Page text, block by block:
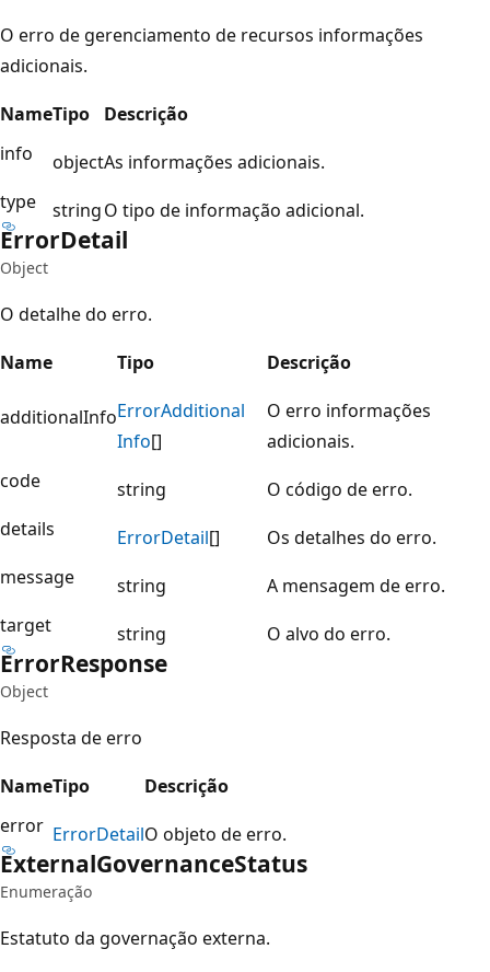
O erro de gerenciamento de recursos informações
adicionais.
NameTipo
Descrição
info
objectAs informações adicionais.
type
stringO tipo de informação adicional.
ErrorDetail
Object
O detalhe do erro.
Name
Tipo Descrição
additionalInfoErrorAdditional
Info[]
O erro informações
adicionais.
code
string
O código de erro.
details
ErrorDetail[]
Os detalhes do erro.
message
string
A mensagem de erro.
target
string O alvo do erro.
ErrorResponse
Object
Resposta de erro
NameTipo
Descrição
error ErrorDetailO objeto de erro.
ExternalGovernanceStatus
Enumeração
Estatuto da governação externa.